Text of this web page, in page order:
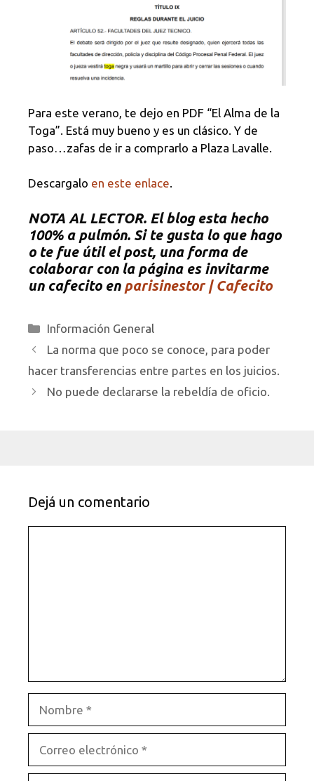
Para este verano, te dejo en PDF “El Alma de la
Toga”. Está muy bueno y es un clásico. Y de
paso…zafas de ir a comprarlo a Plaza Lavalle.
Descargalo en este enlace.
NOTA AL LECTOR. El blog esta hecho
100% a pulmón. Si te gusta lo que hago
o te fue útil el post, una forma de
colaborar con la página es invitarme
un cafecito en parisinestor | Cafecito
Categorías
Información General
La norma que poco se conoce, para poder
hacer transferencias entre partes en los juicios.
No puede declararse la rebeldía de oficio.
Dejá un comentario
electrónico